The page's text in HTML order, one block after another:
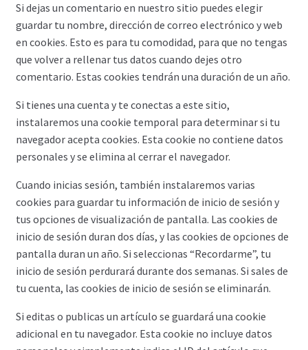
Si dejas un comentario en nuestro sitio puedes elegir
guardar tu nombre, dirección de correo electrónico y web
en cookies. Esto es para tu comodidad, para que no tengas
que volver a rellenar tus datos cuando dejes otro
comentario. Estas cookies tendrán una duración de un año.
Si tienes una cuenta y te conectas a este sitio,
instalaremos una cookie temporal para determinar si tu
navegador acepta cookies. Esta cookie no contiene datos
personales y se elimina al cerrar el navegador.
Cuando inicias sesión, también instalaremos varias
cookies para guardar tu información de inicio de sesión y
tus opciones de visualización de pantalla. Las cookies de
inicio de sesión duran dos días, y las cookies de opciones de
pantalla duran un año. Si seleccionas “Recordarme”, tu
inicio de sesión perdurará durante dos semanas. Si sales de
tu cuenta, las cookies de inicio de sesión se eliminarán.
Si editas o publicas un artículo se guardará una cookie
adicional en tu navegador. Esta cookie no incluye datos